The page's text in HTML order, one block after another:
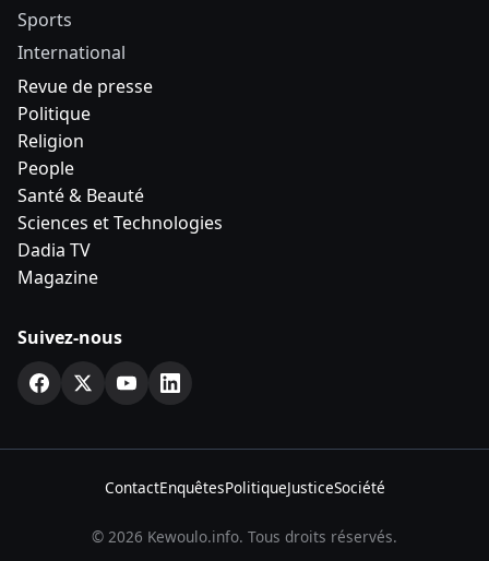
Sports
International
Revue de presse
Politique
Religion
People
Santé & Beauté
Sciences et Technologies
Dadia TV
Magazine
Suivez-nous
ContactEnquêtesPolitiqueJusticeSociété
© 2026 Kewoulo.info. Tous droits réservés.